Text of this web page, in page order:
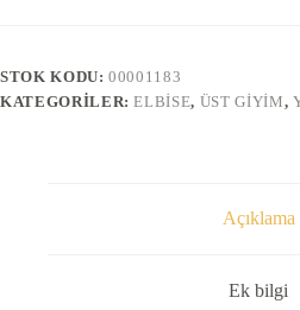
STOK KODU:00001183
KATEGORILER:ELBISE, ÜST GIYIM,
Açıklama
Ek bilgi